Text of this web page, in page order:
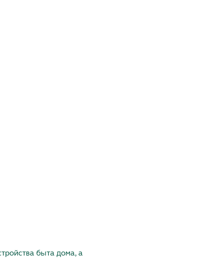
быта дома, а